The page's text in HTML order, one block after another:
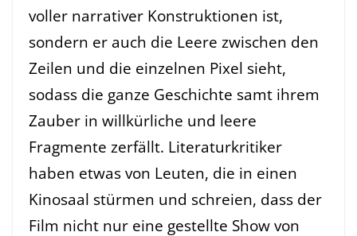
voller narrativer Konstruktionen ist,
sondern er auch die Leere zwischen den
Zeilen und die einzelnen Pixel sieht,
sodass die ganze Geschichte samt ihrem
Zauber in willkürliche und leere
Fragmente zerfällt. Literaturkritiker
haben etwas von Leuten, die in einen
Kinosaal stürmen und schreien, dass der
Film nicht nur eine gestellte Show von